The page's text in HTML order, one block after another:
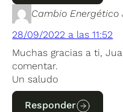
Cambio Energético
28/09/2022 a las 11:52
Muchas gracias a ti,
comentar.
Un saludo
Responder